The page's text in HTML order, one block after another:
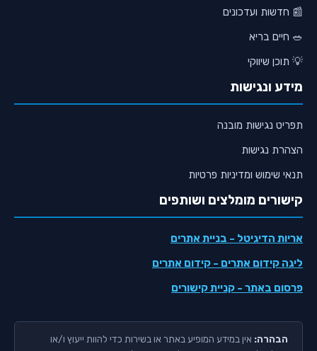
📰 חדשות ועדכונים
🥗 חיים בריא
💡 תוכן שיווקי
מידע ונגישות
תפריט נגישות מובנה
הצהרת נגישות
תנאי שימוש ומדיניות פרטיות
קישורים מומלצים ושותפים
אריות הדיגיטל - בניית אתרים
ליגה קידום אתרים - קידום אתרים
פרסום באתר - קניית קישורים
הבהרה: אין במידע המופיע באתר או בשירות כדי להוות ייעוץ ו/או